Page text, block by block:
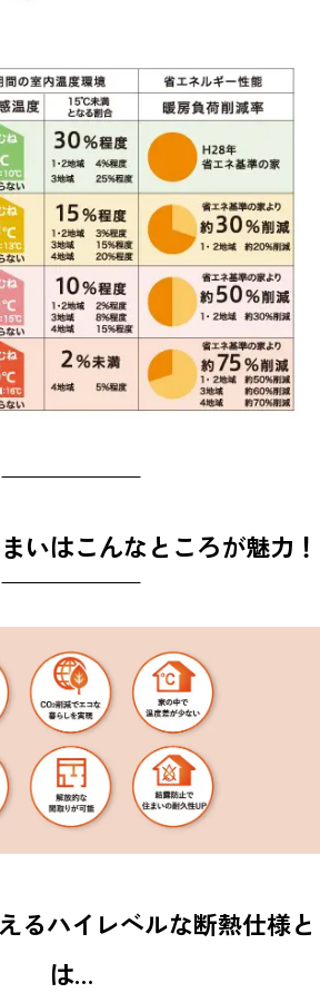
いはこんなところが魅力！
るハイレベルな断熱仕様と
は…